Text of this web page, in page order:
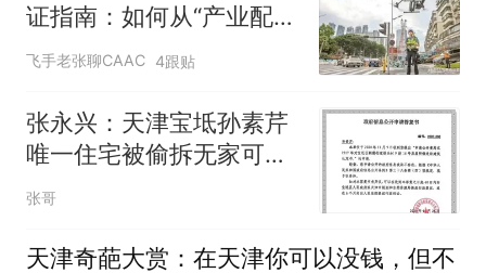
证指南：如何从“产业配
套”识别正规基地？
飞手老张聊CAAC 4跟贴
张永兴：天津宝坻孙素芹
唯一住宅被偷拆无家可归
已九年
张哥
天津奇葩大赏：在天津你可以没钱，但不